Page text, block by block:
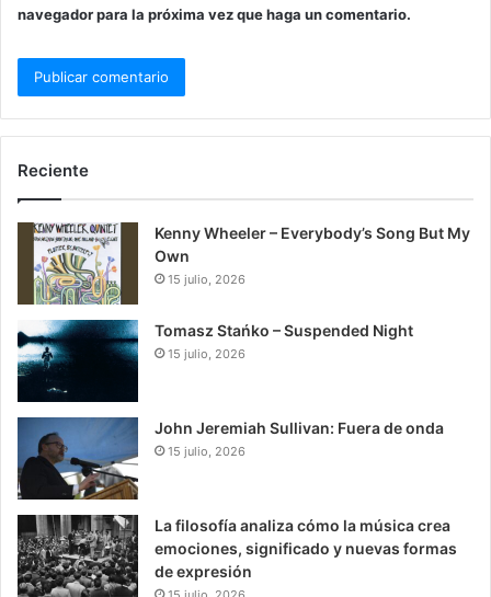
navegador para la próxima vez que haga un comentario.
Reciente
Kenny Wheeler – Everybody’s Song But My
Own
15 julio, 2026
Tomasz Stańko – Suspended Night
15 julio, 2026
John Jeremiah Sullivan: Fuera de onda
15 julio, 2026
La filosofía analiza cómo la música crea
emociones, significado y nuevas formas
de expresión